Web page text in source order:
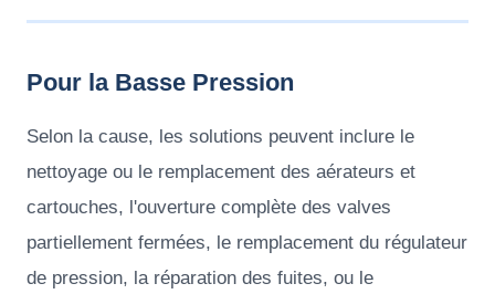
Pour la Basse Pression
Selon la cause, les solutions peuvent inclure le
nettoyage ou le remplacement des aérateurs et
cartouches, l'ouverture complète des valves
partiellement fermées, le remplacement du régulateur
de pression, la réparation des fuites, ou le